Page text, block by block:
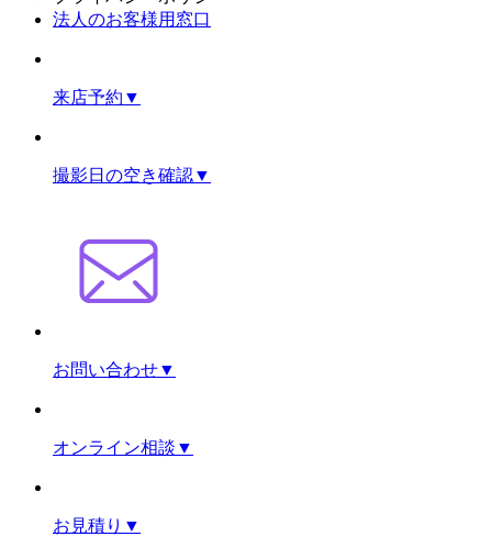
法人のお客様用窓口
来店予約 ▼
撮影日の空き確認▼
お問い合わせ▼
オンライン相談 ▼
お見積り ▼